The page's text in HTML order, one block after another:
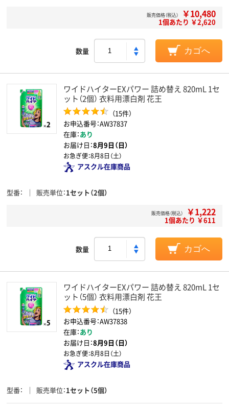
販売価格（税込） ￥10,480
1個あたり ￥2,620
数量 カゴへ
ワイドハイターEXパワー 詰め替え 820mL 1セ
ット（2個） 衣料用漂白剤 花王
（15件）
お申込番号：AW37837
在庫：あり
お届け日：8月9日（日）
お急ぎ便：8月8日（土）
アスクル在庫商品
型番 販売単位 1セット（2個）
販売価格（税込） ￥1,222
1個あたり ￥611
数量 カゴへ
ワイドハイターEXパワー 詰め替え 820mL 1セ
ット（5個） 衣料用漂白剤 花王
（15件）
お申込番号：AW37838
在庫：あり
お届け日：8月9日（日）
お急ぎ便：8月8日（土）
アスクル在庫商品
型番 販売単位 1セット（5個）